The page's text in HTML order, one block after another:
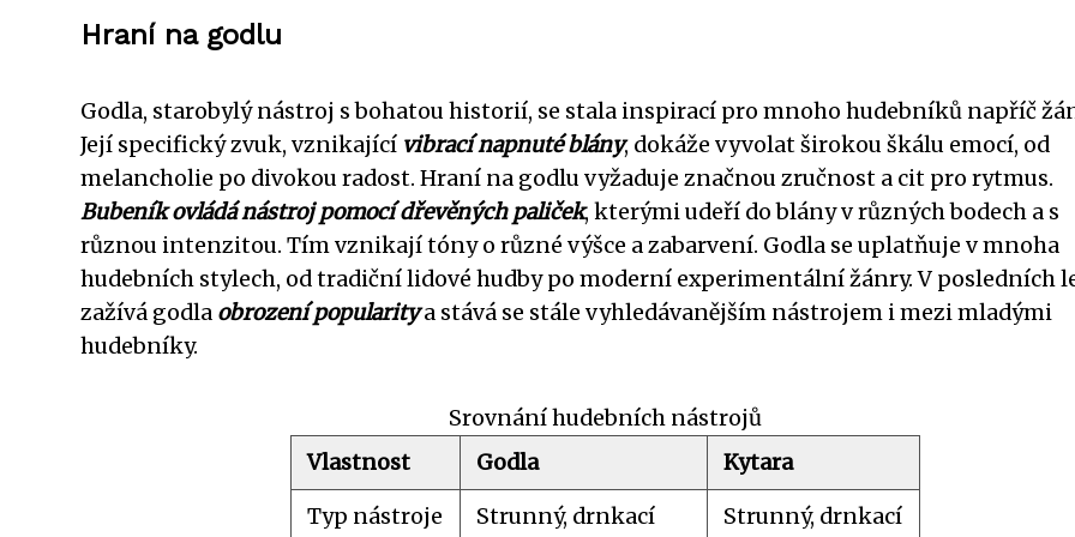
Hraní na godlu
Godla, starobylý nástroj s bohatou historií, se stala inspirací pro mnoho hudebníků napříč
Její specifický zvuk, vznikající vibrací napnuté blány, dokáže vyvolat širokou škálu emocí, od
melancholie po divokou radost. Hraní na godlu vyžaduje značnou zručnost a cit pro rytmus.
Bubeník ovládá nástroj pomocí dřevěných paliček, kterými udeří do blány v různých bodech a s
různou intenzitou. Tím vznikají tóny o různé výšce a zabarvení. Godla se uplatňuje v mnoha
hudebních stylech, od tradiční lidové hudby po moderní experimentální žánry. V posledních
zažívá godla obrození popularitya stává se stále vyhledávanějším nástrojem i mezi mladými
hudebníky.
Srovnání hudebních nástrojů
Vlastnost
Godla Kytara
Typ nástroje Strunný, drnkací Strunný, drnkací